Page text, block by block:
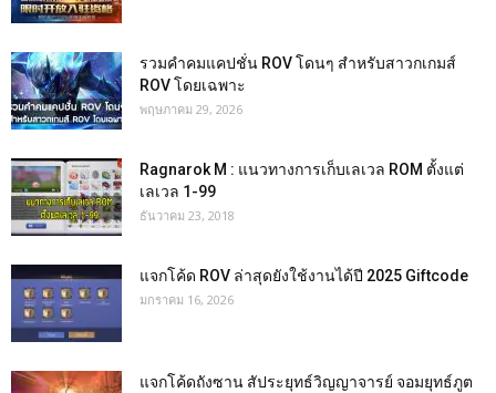
รวมคำคมแคปชั่น ROV โดนๆ สำหรับสาวกเกมส์
ROV โดยเฉพาะ
พฤษภาคม 29, 2026
Ragnarok M : แนวทางการเก็บเลเวล ROM ตั้งแต่
เลเวล 1-99
ธันวาคม 23, 2018
แจกโค้ด ROV ล่าสุดยังใช้งานได้ปี 2025 Giftcode
มกราคม 16, 2026
แจกโค้ดถังซาน สัประยุทธ์วิญญาจารย์ จอมยุทธ์ภูต